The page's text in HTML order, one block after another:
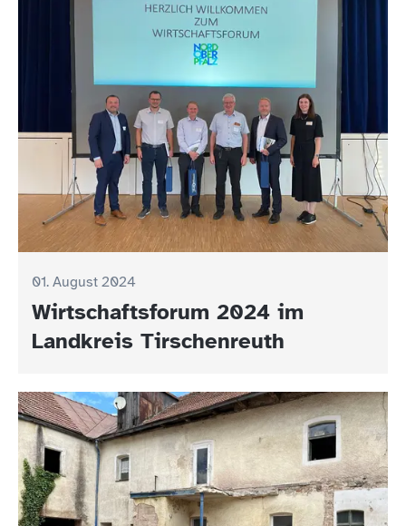
01. August 2024
Wirtschaftsforum 2024 im
Landkreis Tirschenreuth